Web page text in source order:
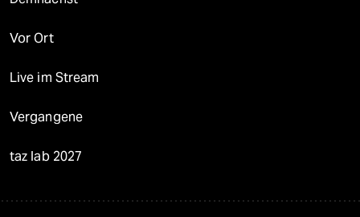
Vor Ort
Live im Stream
Vergangene
taz lab 2027